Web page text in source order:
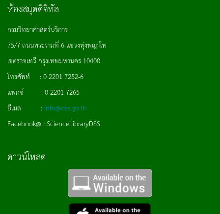
ห้องสมุดดิจิทัล
กรมวิทยาศาสตร์บริการ
75/7 ถนนพระรามที่ 6 แขวงทุ่งพญาไท
เขตราชเทวี กรุงเทพมหานคร 10400
โทรศัพท์ : 0 2201 7252-6
แฟกซ์ : 0 2201 7265
อีเมล : info@dss.go.th
Facebook@ : ScienceLibraryDSS
ดาวน์โหลด